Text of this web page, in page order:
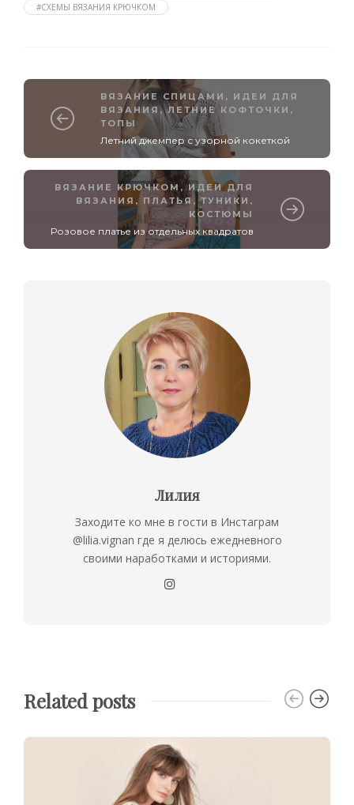
#СХЕМЫ ВЯЗАНИЯ КРЮЧКОМ
ВЯЗАНИЕ СПИЦАМИ , ИДЕИ ДЛЯ
ВЯЗАНИЯ ,ЛЕТНИЕ КОФТОЧКИ,
ТОПЫ
Летний джемпер с узорной кокеткой
ВЯЗАНИЕ КРЮЧКОМ ,ИДЕИ ДЛЯ
ВЯЗАНИЯ , ПЛАТЬЯ, ТУНИКИ,
КОСТЮМЫ
Розовое платье из отдельных квадратов
Лилия
Заходите ко мне в гости в Инстаграм
@lilia.vignan где я делюсь ежедневного
своими наработками и историями.
Related posts